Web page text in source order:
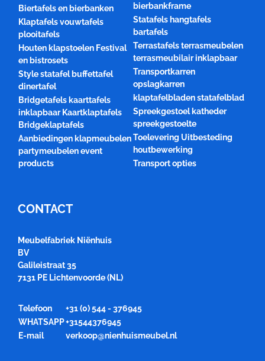
Biertafels en bierbanken
Klaptafels vouwtafels
plooitafels
Houten klapstoelen Festival
en bistrosets
Style statafel buffettafel
dinertafel
Bridgetafels kaarttafels
inklapbaar Kaartklaptafels
Bridgeklaptafels
Aanbiedingen klapmeubelen
partymeubelen event
products
bierbankframe
Statafels hangtafels
bartafels
Terrastafels terrasmeubelen
terrasmeubilair inklapbaar
Transportkarren
opslagkarren
klaptafelbladen statafelblad
Spreekgestoel katheder
spreekgestoelte
Toelevering Uitbesteding
houtbewerking
Transport opties
CONTACT
Meubelfabriek Niënhuis
BV
Galileistraat 35
7131 PE Lichtenvoorde (NL)
Telefoon
+31 (0) 544 - 376945
WHATSAPP+31544376945
E-mail
verkoop@nienhuismeubel.nl